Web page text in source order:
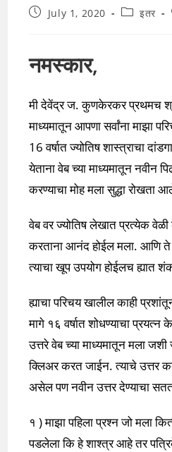
PostJuly 1, 2020
Postइतर
नमस्कार,
मी देवेंद्र ज. कुणकेरकर प्रथमच
माध्यमातून आपणा सर्वांना माझा
16 वर्षात ज्योतिष शास्त्राचा
येताना वेब च्या माध्यमातून नवीन
करण्याचा मोह मला सुद्धा रोखता
वेब वर ज्योतिष लेखात प्रत्येक वेळी
करताना आनंद होईल मला. आणि ते
त्याचा खूप उपयोग होईलच ह्यात
ह्याचा परिचय खालील काही
मागे १६ वर्षात शोधण्याचा
उत्तरे वेब च्या माध्यमातून मला
क्लिअर करत जाईन. त्याचे उत्तर
असेल पण नवीन उत्तर देण्याचा
१ ) माझा पहिला प्रश्न जो मला
पडलेला कि हे शाश्त्र आहे तर